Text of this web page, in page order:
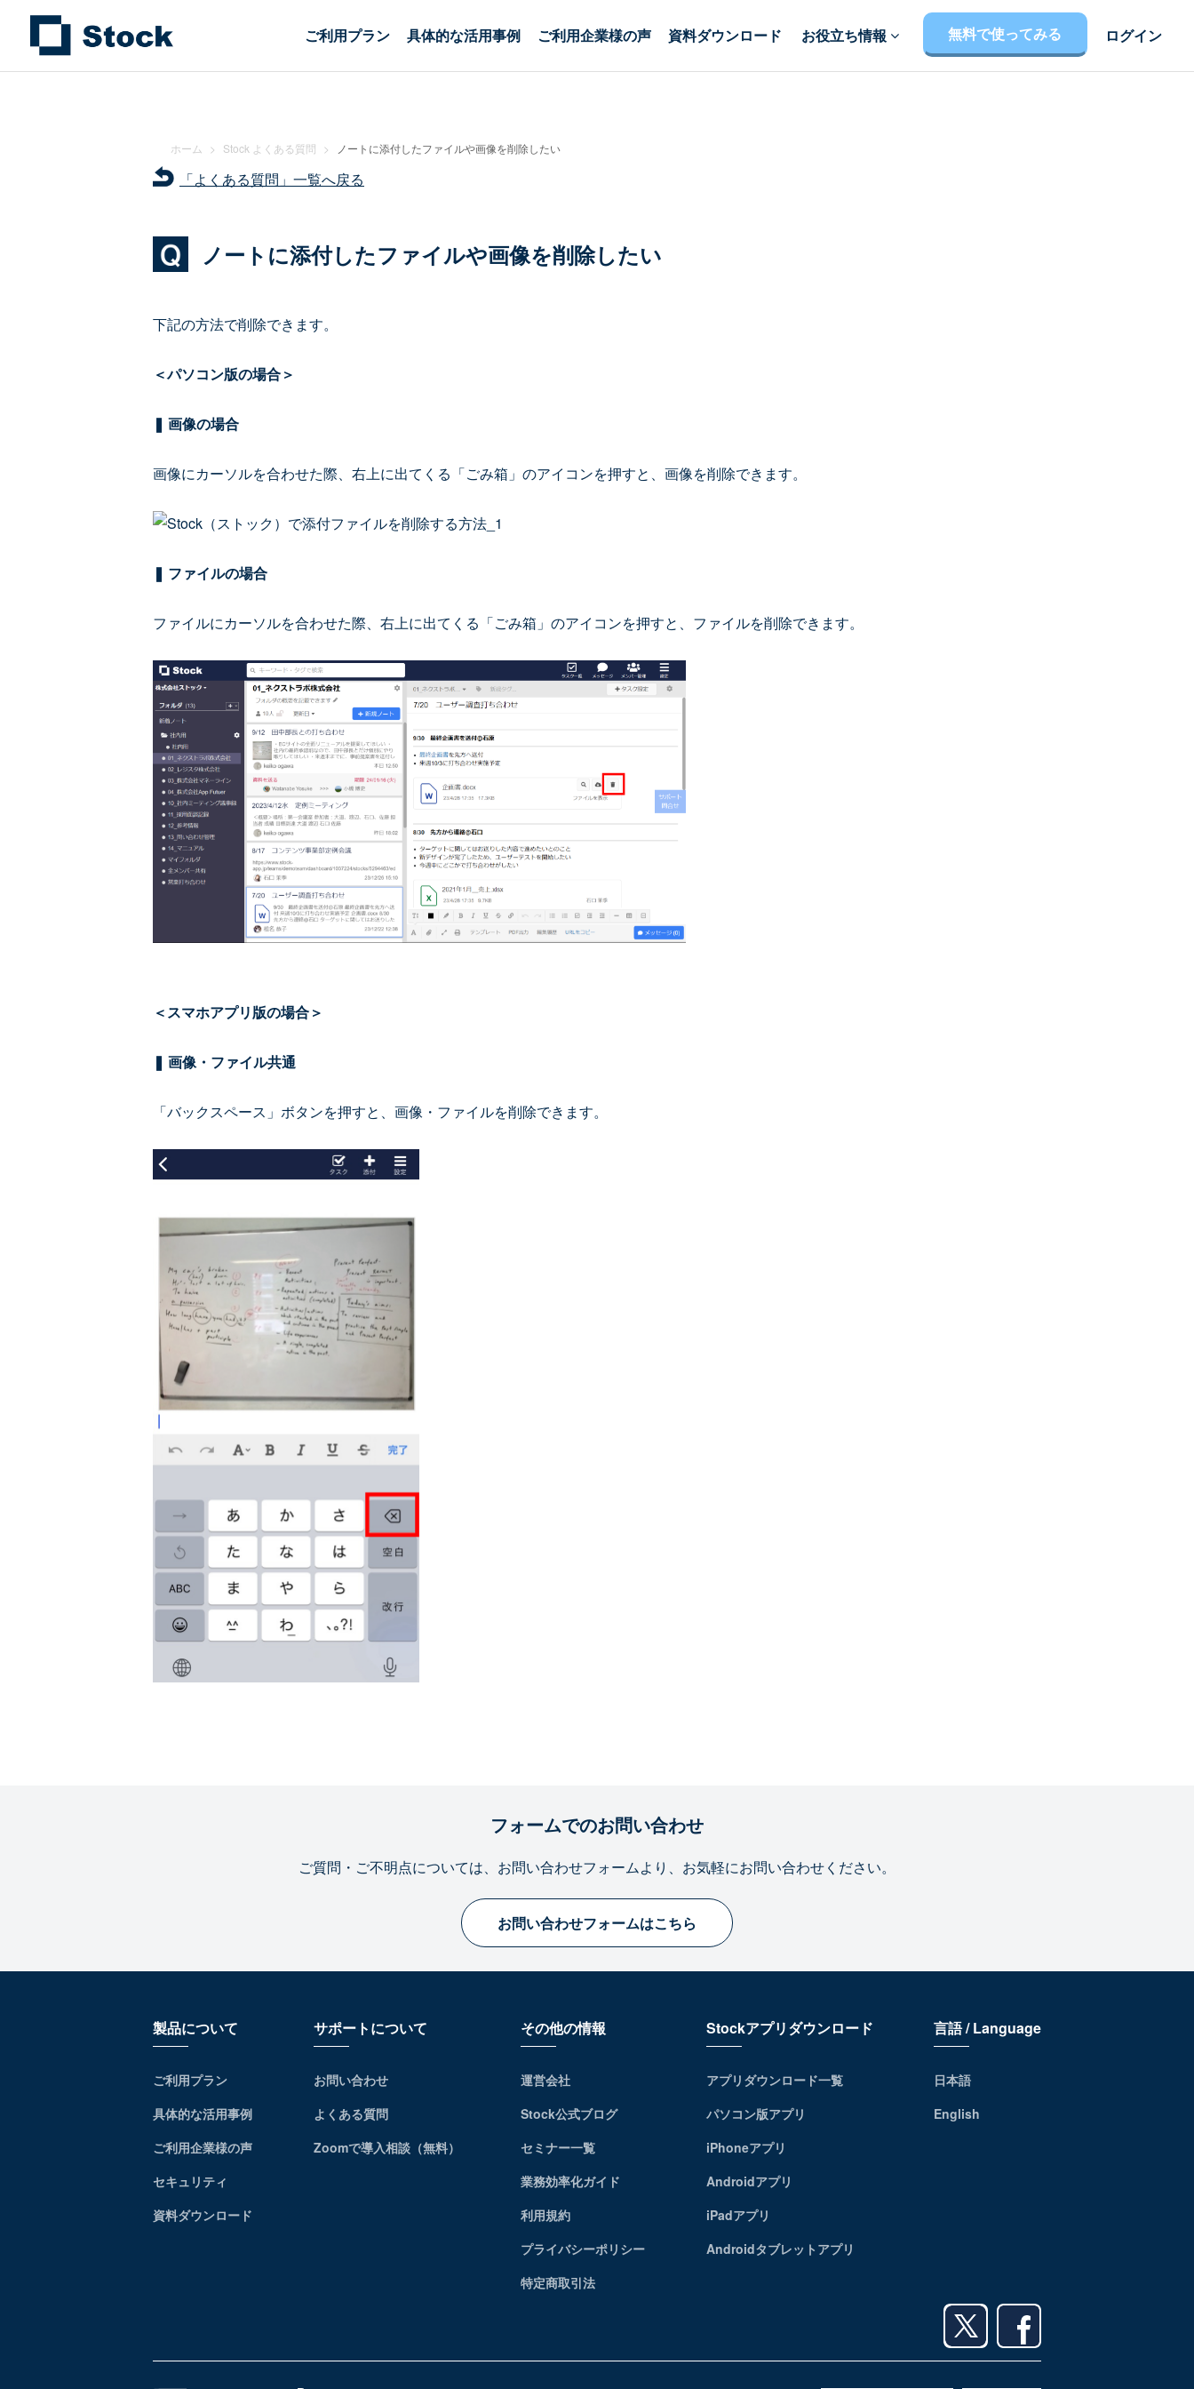
ご利用プラン 具体的な活用事例 ご利用企業様の声 資料ダウンロード お役立ち情報 無料で使ってみる ログイン
ホーム > Stock よくある質問 > ノートに添付したファイルや画像を削除したい
「よくある質問」一覧へ戻る
ノートに添付したファイルや画像を削除したい
下記の方法で削除できます。
＜パソコン版の場合＞
❚ 画像の場合
画像にカーソルを合わせた際、右上に出てくる「ごみ箱」のアイコンを押すと、画像を削除できます。
❚ ファイルの場合
ファイルにカーソルを合わせた際、右上に出てくる「ごみ箱」のアイコンを押すと、ファイルを削除できます。
＜スマホアプリ版の場合＞
❚ 画像・ファイル共通
「バックスペース」ボタンを押すと、画像・ファイルを削除できます。
フォームでのお問い合わせ
ご質問・ご不明点については、お問い合わせフォームより、お気軽にお問い合わせください。
お問い合わせフォームはこちら
製品について
ご利用プラン
具体的な活用事例
ご利用企業様の声
セキュリティ
資料ダウンロード
サポートについて
お問い合わせ
よくある質問
Zoomで導入相談（無料）
その他の情報
運営会社
Stock公式ブログ
セミナー一覧
業務効率化ガイド
利用規約
プライバシーポリシー
特定商取引法
Stockアプリダウンロード
アプリダウンロード一覧
パソコン版アプリ
iPhoneアプリ
Androidアプリ
iPadアプリ
Androidタブレットアプリ
言語 / Language
日本語
English